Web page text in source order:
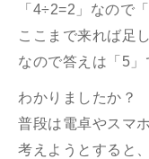
「4÷2=2」なので
ここまで来れば足
なので答えは「5」
わかりましたか？
普段は電卓やスマ
考えようとすると